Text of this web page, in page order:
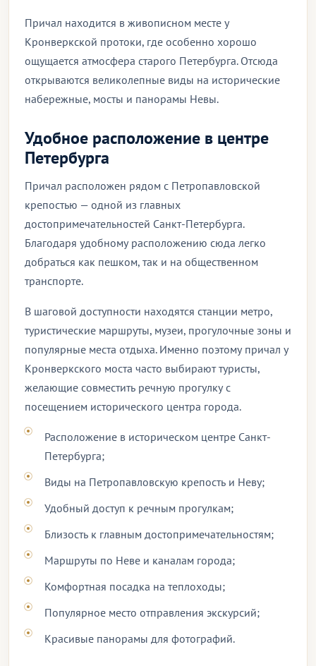
Причал находится в живописном месте у
Кронверкской протоки, где особенно хорошо
ощущается атмосфера старого Петербурга. Отсюда
открываются великолепные виды на исторические
набережные, мосты и панорамы Невы.
Удобное расположение в центре
Петербурга
Причал расположен рядом с Петропавловской
крепостью — одной из главных
достопримечательностей Санкт-Петербурга.
Благодаря удобному расположению сюда легко
добраться как пешком, так и на общественном
транспорте.
В шаговой доступности находятся станции метро,
туристические маршруты, музеи, прогулочные зоны и
популярные места отдыха. Именно поэтому причал у
Кронверкского моста часто выбирают туристы,
желающие совместить речную прогулку с
посещением исторического центра города.
Расположение в историческом центре Санкт-
Петербурга;
Виды на Петропавловскую крепость и Неву;
Удобный доступ к речным прогулкам;
Близость к главным достопримечательностям;
Маршруты по Неве и каналам города;
Комфортная посадка на теплоходы;
Популярное место отправления экскурсий;
Красивые панорамы для фотографий.